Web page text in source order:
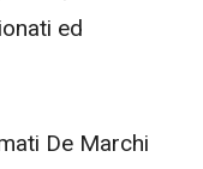
ed
De Marchi